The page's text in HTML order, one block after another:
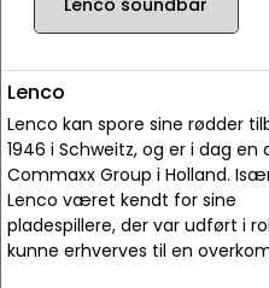
Lenco soundbar
Lenco
Lenco kan spore sine rødder
1946 i Schweitz, og er i dag en
Commaxx Group i Holland.
Lenco været kendt for sine
pladespillere, der var udført i
kunne erhverves til en